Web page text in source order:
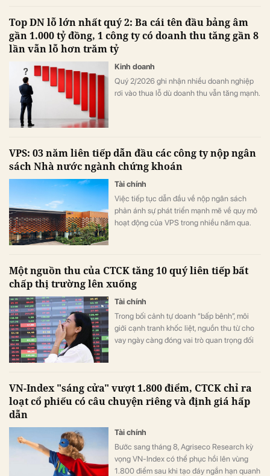
Top DN lỗ lớn nhất quý 2: Ba cái tên đầu bảng âm
gần 1.000 tỷ đồng, 1 công ty có doanh thu tăng gần 8
lần vẫn lỗ hơn trăm tỷ
Kinh doanh
Quý 2/2026 ghi nhận nhiều doanh nghiệp
rơi vào thua lỗ dù doanh thu vẫn tăng mạnh.
VPS: 03 năm liên tiếp dẫn đầu các công ty nộp ngân
sách Nhà nước ngành chứng khoán
Tài chính
Việc tiếp tục dẫn đầu về nộp ngân sách
phản ánh sự phát triển mạnh mẽ về quy mô
hoạt động của VPS trong nhiều năm qua.
Một nguồn thu của CTCK tăng 10 quý liên tiếp bất
chấp thị trường lên xuống
Tài chính
Trong bối cảnh tự doanh “bấp bênh”, môi
giới cạnh tranh khốc liệt, nguồn thu từ cho
vay ngày càng đóng vai trò quan trọng đối
VN-Index "sáng cửa" vượt 1.800 điểm, CTCK chỉ ra
loạt cổ phiếu có câu chuyện riêng và định giá hấp
dẫn
Tài chính
Bước sang tháng 8, Agriseco Research kỳ
vọng VN-Index có thể phục hồi lên vùng
1.800 điểm sau khi tạo đáy ngắn hạn quanh